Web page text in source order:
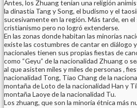
Antes, los Zhuang tenían una religión
la dinastía Tang y Song, el budismo y el
sucesivamente en la región. Más tarde, en el
cristianismo pero no logró extenderse.
En las zonas donde habitan las minorías
existe las costumbres de cantar en diálogo
nacionales tienen sus propias fiestas de
como “Geyu” de la nacionalidad Zhuang o
al que asisten miles y miles de personas ,
nacionalidad Tong, Tiao Chang de la
montaña de Loto de la nacionalidad Han y
montaña Laoye de la nacionalidad Tu.
Los zhuang, que son la minoría étnica más